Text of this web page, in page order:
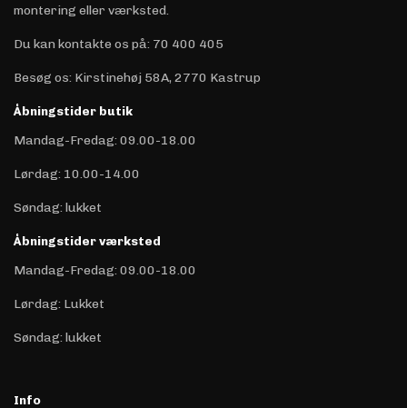
montering eller værksted.
Du kan kontakte os på: 70 400 405
Besøg os: Kirstinehøj 58A, 2770 Kastrup
Åbningstider butik
Mandag-Fredag: 09.00-18.00
Lørdag: 10.00-14.00
Søndag: lukket
Åbningstider værksted
Mandag-Fredag: 09.00-18.00
Lørdag: Lukket
Søndag: lukket
Info